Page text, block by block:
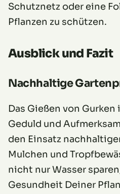
Schutznetz oder eine
Pflanzen zu schützen.
Ausblick und Fazit
Nachhaltige
Das Gießen von
Geduld und
den Einsatz
Mulchen und
nicht nur Wasser
Gesundheit Deiner